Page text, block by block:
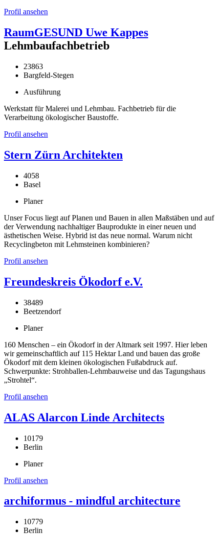
Profil ansehen
RaumGESUND Uwe Kappes
Lehmbaufachbetrieb
23863
Bargfeld-Stegen
Ausführung
Werkstatt für Malerei und Lehmbau. Fachbetrieb für die
Verarbeitung ökologischer Baustoffe.
Profil ansehen
Stern Zürn Architekten
4058
Basel
Planer
Unser Focus liegt auf Planen und Bauen in allen Maßstäben und auf
der Verwendung nachhaltiger Bauprodukte in einer neuen und
ästhetischen Weise. Hybrid ist das neue normal. Warum nicht
Recyclingbeton mit Lehmsteinen kombinieren?
Profil ansehen
Freundeskreis Ökodorf e.V.
38489
Beetzendorf
Planer
160 Menschen – ein Ökodorf in der Altmark seit 1997. Hier leben
wir gemeinschaftlich auf 115 Hektar Land und bauen das große
Ökodorf mit dem kleinen ökologischen Fußabdruck auf.
Schwerpunkte: Strohballen-Lehmbauweise und das Tagungshaus
„Strohtel“.
Profil ansehen
ALAS Alarcon Linde Architects
10179
Berlin
Planer
Profil ansehen
archiformus - mindful architecture
10779
Berlin